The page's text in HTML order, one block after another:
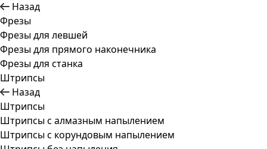
Назад
Фрезы
Фрезы для левшей
Фрезы для прямого наконечника
Фрезы для станка
Штрипсы
Назад
Штрипсы
Штрипсы c алмазным напылением
Штрипсы c корундовым напылением